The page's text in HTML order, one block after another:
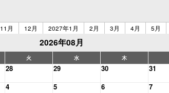
11月 12月 2027年1月 2月 3月 4月 5月
2026年08月
火 水 木
28 29 30 31
4 5 6 7